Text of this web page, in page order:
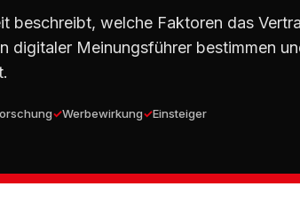
beschreibt, welche Faktoren das
digitaler Meinungsführer bestimmen
Werbewirkung Einsteiger